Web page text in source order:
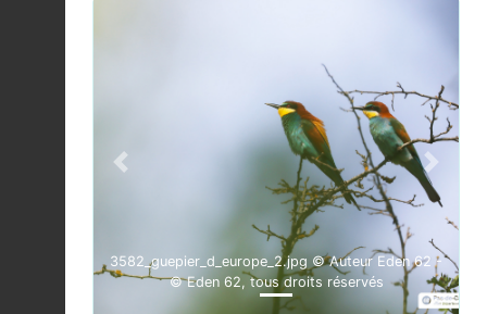
3582_guepier_d_europe_2.jpg © Auteur Eden 62 -
© Eden 62, tous droits réservés
Previous Next